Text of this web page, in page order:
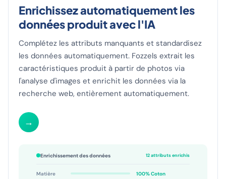
Enrichissez automatiquement les
données produit avec l'IA
Complétez les attributs manquants et standardisez
les données automatiquement. Fozzels extrait les
caractéristiques produit à partir de photos via
l'analyse d'images et enrichit les données via la
recherche web, entièrement automatiquement.
→
Enrichissement des données 12 attributs enrichis
Matière
100% Coton